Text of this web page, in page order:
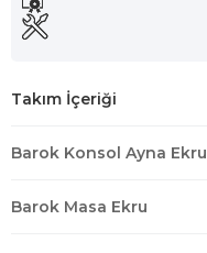
Barok Konsol Ayna Ekru
Barok Masa Ekru